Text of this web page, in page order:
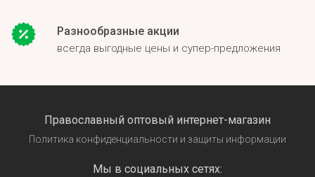
Разнообразные акции
всегда выгодные цены и супер-предложения
Православный оптовый интернет-магазин
Политика конфиденциальности и защиты информации
Мы в социальных сетях: